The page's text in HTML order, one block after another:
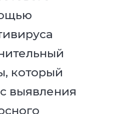
который
выявления